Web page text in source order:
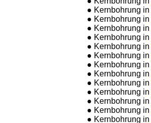
● Kernbohrung in
● Kernbohrung in
● Kernbohrung in
● Kernbohrung in
● Kernbohrung in
● Kernbohrung in
● Kernbohrung in
● Kernbohrung in
● Kernbohrung in
● Kernbohrung in
● Kernbohrung in
● Kernbohrung in
● Kernbohrung in